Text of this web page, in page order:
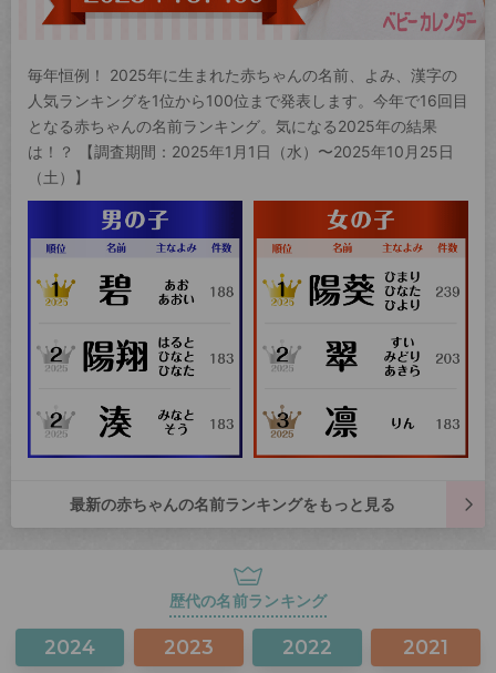
毎年恒例！ 2025年に生まれた赤ちゃんの名前、よみ、漢字の
人気ランキングを1位から100位まで発表します。今年で16回目
となる赤ちゃんの名前ランキング。気になる2025年の結果
は！？ 【調査期間：2025年1月1日（水）〜2025年10月25日
（土）】
最新の赤ちゃんの名前ランキングをもっと見る
歴代の名前ランキング
2024 2023 2022 2021